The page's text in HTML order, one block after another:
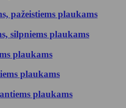
pažeistiems plaukams
silpniems plaukams
plaukams
plaukams
plaukams